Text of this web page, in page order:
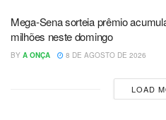
Mega-Sena sorteia prêmio
milhões neste domingo
BY A ONÇA 8 DE AGOSTO DE 2026
LOAD